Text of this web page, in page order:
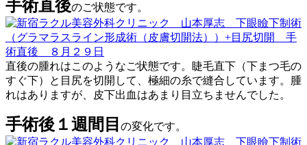
手術直後のご状態です。
直後の腫れはこのようなご状態です。睫毛直下（下まつ毛の
すぐ下）と目尻を切開して、極細の糸で縫合しています。腫
れはありますが、皮下出血はあまり目立ちませんでした。
手術後１週間目 の変化です。